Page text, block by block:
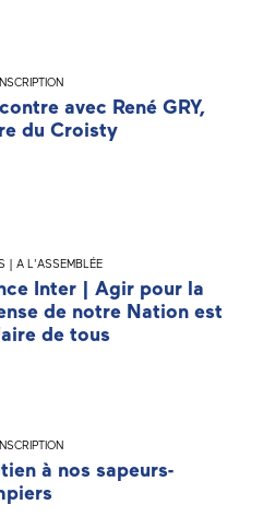
avec René GRY,
du Croisty
| A L'ASSEMBLÉE
Inter | Agir pour la
de notre Nation est
de tous
à nos sapeurs-